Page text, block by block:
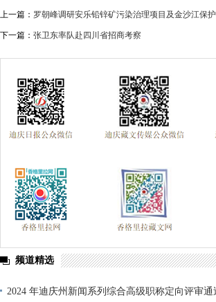
上一篇： 罗朝峰调研安乐铅锌矿污染治理项目及金沙江保
下一篇： 张卫东率队赴四川省招商考察
频道精选
2024 年迪庆州新闻系列综合高级职称定向评审通